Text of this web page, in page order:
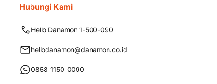
Hubungi Kami
Hello Danamon 1-500-090
hellodanamon@danamon.co.id
0858-1150-0090